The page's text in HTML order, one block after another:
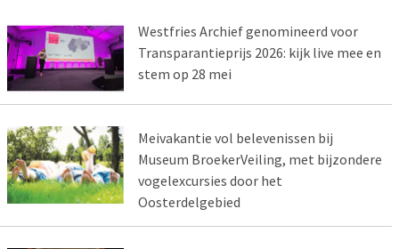
Westfries Archief genomineerd voor
Transparantieprijs 2026: kijk live mee en
stem op 28 mei
Meivakantie vol belevenissen bij
Museum BroekerVeiling, met bijzondere
vogelexcursies door het
Oosterdelgebied